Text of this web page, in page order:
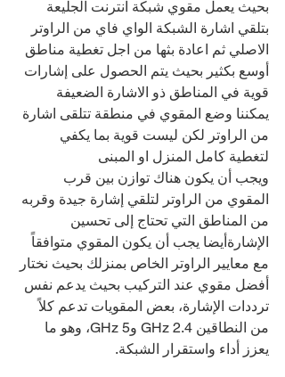
بحيث يعمل مقوي شبكة انترنت الجليعة
بتلقي اشارة الشبكة الواي فاي من الراوتر
الاصلي ثم اعادة بثها من اجل تغطية مناطق
أوسع بكثير بحيث يتم الحصول على إشارات
قوية في المناطق ذو الاشارة الضعيفة
يمكننا وضع المقوي في منطقة تتلقى اشارة
من الراوتر لكن ليست قوية بما يكفي
لتغطية كامل المنزل او المبنى
ويجب أن يكون هناك توازن بين قرب
المقوي من الراوتر لتلقي إشارة جيدة وقربه
من المناطق التي تحتاج إلى تحسين
الإشارةأيضا يجب أن يكون المقوي متوافقاً
مع معايير الراوتر الخاص بمنزلك بحيث نختار
أفضل مقوي عند التركيب بحيث يدعم نفس
ترددات الإشارة، بعض المقويات تدعم كلاً
من النطاقين 2.4 GHz و5 GHz، وهو ما
يعزز أداء واستقرار الشبكة.